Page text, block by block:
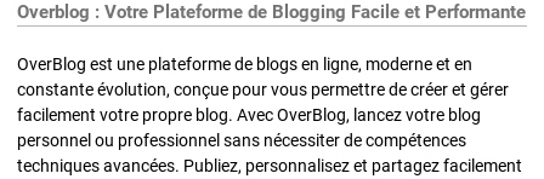
Overblog : Votre Plateforme de Blogging Facile et Performante
OverBlog est une plateforme de blogs en ligne, moderne et en
constante évolution, conçue pour vous permettre de créer et gérer
facilement votre propre blog. Avec OverBlog, lancez votre blog
personnel ou professionnel sans nécessiter de compétences
techniques avancées. Publiez, personnalisez et partagez facilement